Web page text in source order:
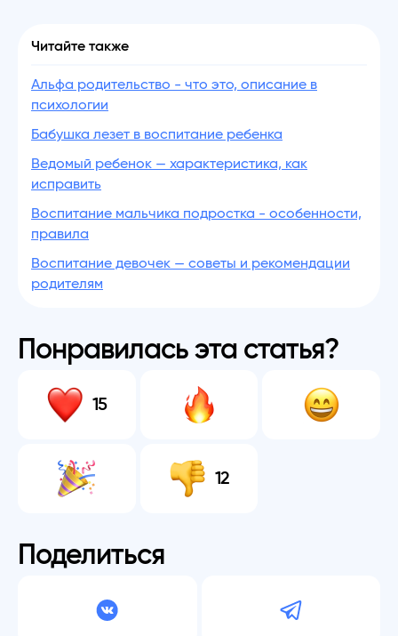
Читайте также
Альфа родительство - что это, описание в
психологии
Бабушка лезет в воспитание ребенка
Ведомый ребенок — характеристика, как
исправить
Воспитание мальчика подростка - особенности,
правила
Воспитание девочек — советы и рекомендации
родителям
Понравилась эта статья?
15
12
Поделиться